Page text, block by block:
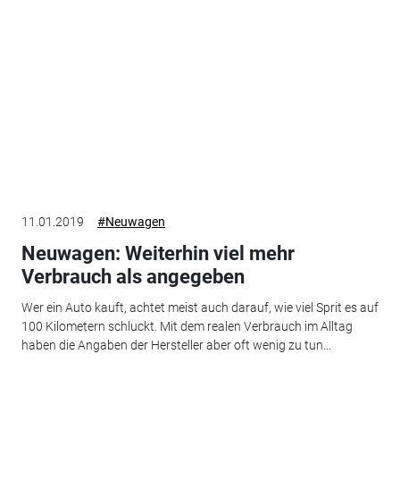
11.01.2019 #Neuwagen
Neuwagen: Weiterhin viel mehr
Verbrauch als angegeben
Wer ein Auto kauft, achtet meist auch darauf, wie viel Sprit es auf
100 Kilometern schluckt. Mit dem realen Verbrauch im Alltag
haben die Angaben der Hersteller aber oft wenig zu tun...